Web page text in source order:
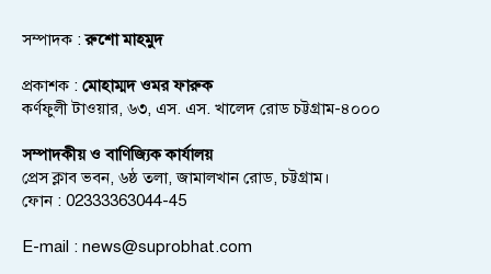
সম্পাদক :রুশো মাহমুদ
প্রকাশক : মোহাম্মদ ওমর ফারুক
কর্ণফুলী টাওয়ার, ৬৩, এস. এস. খালেদ রোড চট্টগ্রাম-৪০০০
সম্পাদকীয় ও বাণিজ্যিক কার্যালয়
প্রেস ক্লাব ভবন, ৬ষ্ঠ তলা, জামালখান রোড, চট্টগ্রাম।
ফোন : 02333363044-45
E-mail : news@suprobhat.com